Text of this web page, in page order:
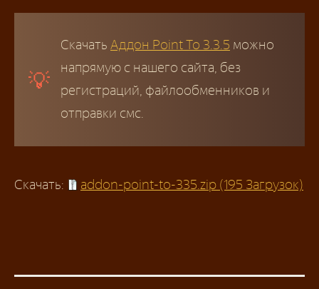
Скачать Аддон Point To 3.3.5 можно
напрямую с нашего сайта, без
регистраций, файлообменников и
отправки смс.
Скачать: addon-point-to-335.zip (195 Загрузок)